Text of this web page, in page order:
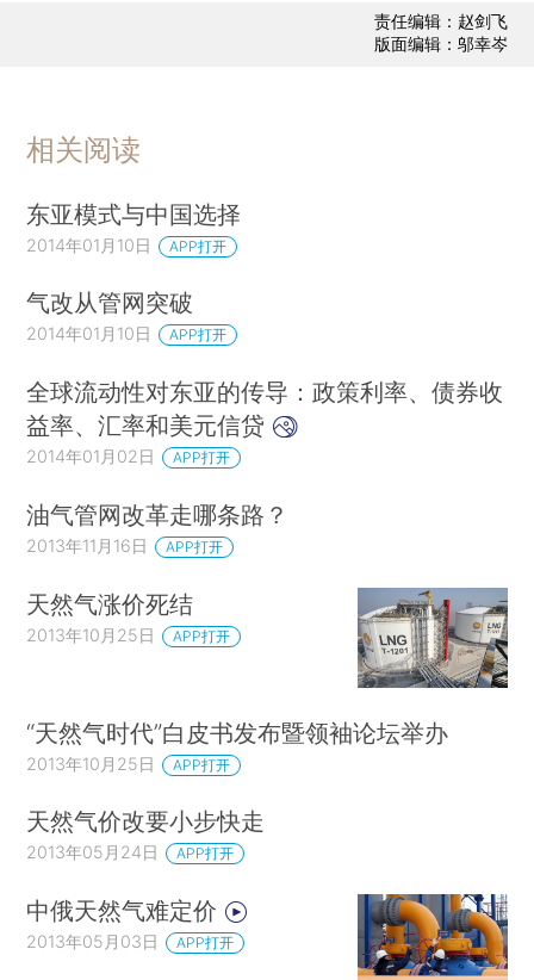
责任编辑：赵剑飞
版面编辑：邬幸岑
相关阅读
东亚模式与中国选择
2014年01月10日 APP打开
气改从管网突破
2014年01月10日 APP打开
全球流动性对东亚的传导：政策利率、债券收
益率、汇率和美元信贷
2014年01月02日 APP打开
油气管网改革走哪条路？
2013年11月16日 APP打开
天然气涨价死结
2013年10月25日 APP打开
“天然气时代”白皮书发布暨领袖论坛举办
2013年10月25日 APP打开
天然气价改要小步快走
2013年05月24日 APP打开
中俄天然气难定价
2013年05月03日 APP打开